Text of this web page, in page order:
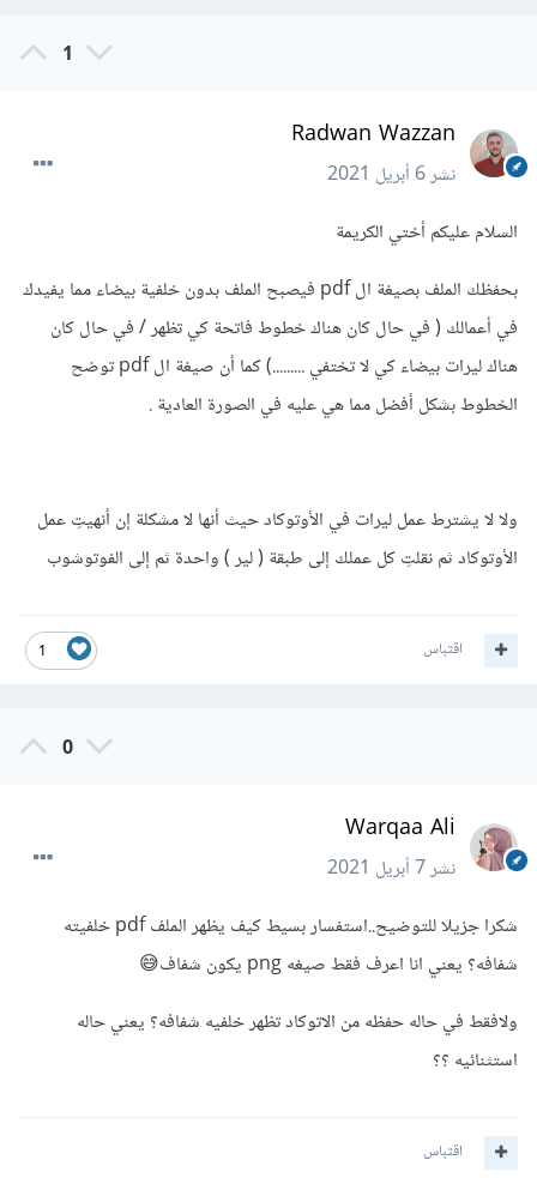
1
Radwan Wazzan
نشر6 أبريل 2021
السلام عليكم أختي الكريمة
بحفظك الملف بصيغة ال pdf فيصبح الملف بدون خلفية بيضاء مما يفيدك
في أعمالك ( في حال كان هناك خطوط فاتحة كي تظهر / في حال كان
هناك ليرات بيضاء كي لا تختفي .........) كما أن صيغة ال pdf توضح
الخطوط بشكل أفضل مما هي عليه في الصورة العادية .
ولا لا يشترط عمل ليرات في الأوتوكاد حيث أنها لا مشكلة إن أنهيتِ عمل
الأوتوكاد ثم نقلتِ كل عملك إلى طبقة ( لير ) واحدة ثم إلى الفوتوشوب
1 اقتباس
0
Warqaa Ali
نشر7 أبريل 2021
شكرا جزيلا للتوضيح..استفسار بسيط كيف يظهر الملف pdf خلفيته
شفافه؟ يعني انا اعرف فقط صيغه png يكون شفاف😅
ولافقط في حاله حفظه من الاتوكاد تظهر خلفيه شفافه؟ يعني حاله
استثنائيه ؟؟
اقتباس